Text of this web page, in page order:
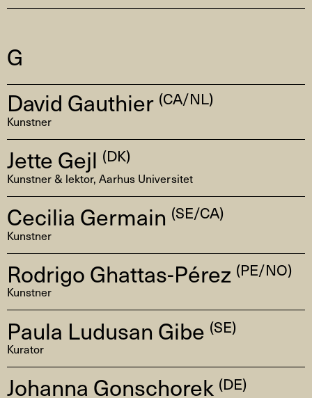
G
David Gauthier (CA/NL)
Kunstner
Jette Gejl (DK)
Kunstner & lektor, Aarhus Universitet
Cecilia Germain (SE/CA)
Kunstner
Rodrigo Ghattas-Pérez (PE/NO)
Kunstner
Paula Ludusan Gibe (SE)
Kurator
Johanna Gonschorek (DE)